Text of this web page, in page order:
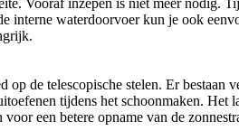
waterdoorvoer kun je ook
de telescopische stelen. Er bestaan
tijdens het schoonmaken. Het
een betere opname van de